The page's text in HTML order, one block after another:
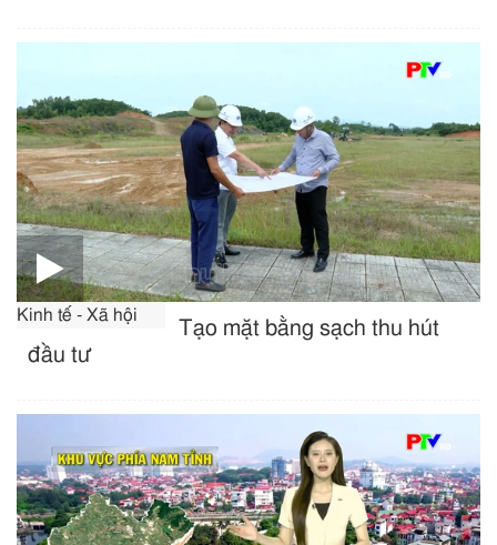
Kinh tế - Xã hội
Tạo mặt bằng sạch thu hút
đầu tư